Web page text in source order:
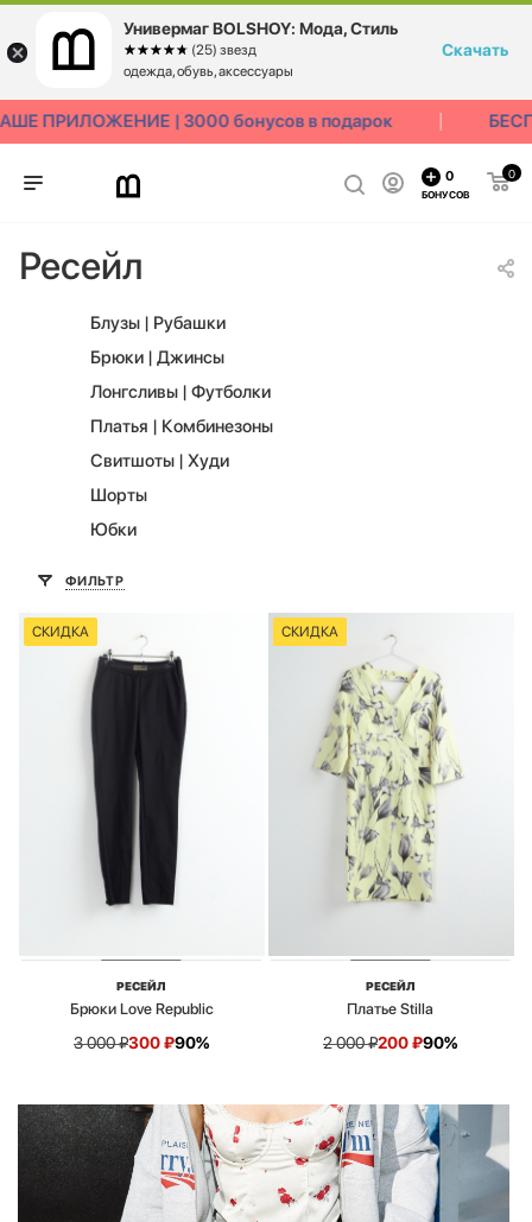
| 3000 бонусов в подарок
0
0
БОНУСОВ
Ресейл
Блузы | Рубашки
Брюки | Джинсы
Лонгсливы | Футболки
Платья | Комбинезоны
Свитшоты | Худи
Шорты
Юбки
ФИЛЬТР
СКИДКА
РЕСЕЙЛ
Брюки Love Republic
3 000₽300₽90%
СКИДКА
РЕСЕЙЛ
Платье Stilla
2 000₽200₽90%
Универмаг BOLSHOY: Мода, Стиль
☆☆☆☆☆
★★★★★ (25) звезд
одежда, обувь, аксессуары
Скачать